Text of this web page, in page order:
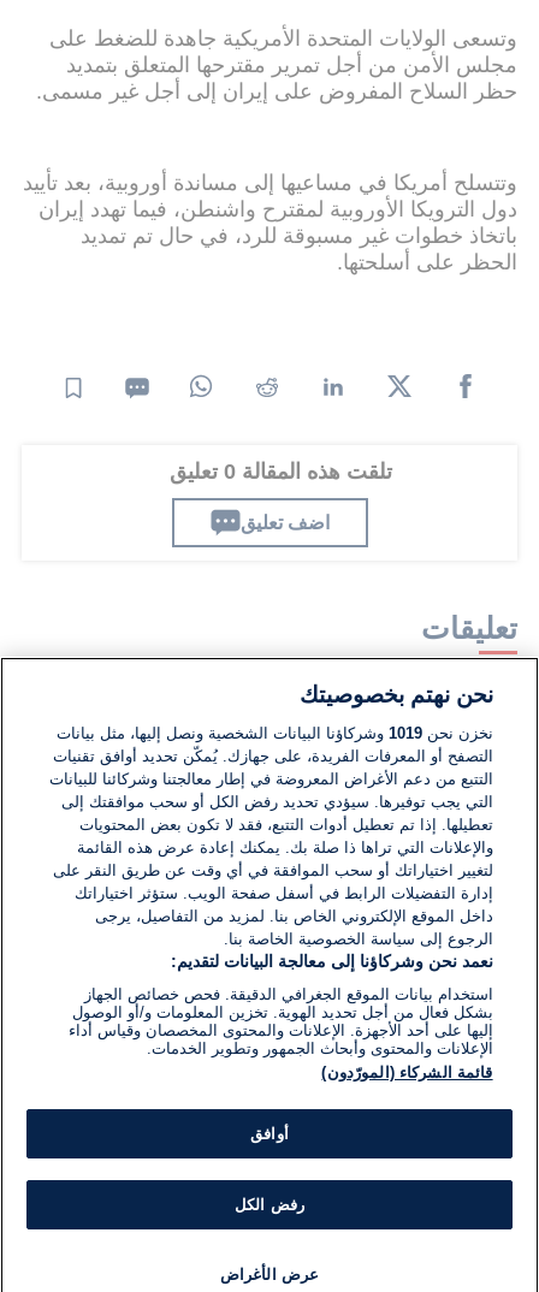
وتسعى الولايات المتحدة الأمريكية جاهدة للضغط على
مجلس الأمن من أجل تمرير مقترحها المتعلق بتمديد
حظر السلاح المفروض على إيران إلى أجل غير مسمى.
وتتسلح أمريكا في مساعيها إلى مساندة أوروبية، بعد تأييد
دول الترويكا الأوروبية لمقترح واشنطن، فيما تهدد إيران
باتخاذ خطوات غير مسبوقة للرد، في حال تم تمديد
الحظر على أسلحتها.
تلقت هذه المقالة 0 تعليق
اضف تعليق
تعليقات
لا توجد تعليقات مكتوبة حتى الآن. كن الأول!
اكتب تعليقًا جديدًا ...
نحن نهتم بخصوصيتك
نخزن نحن1019 وشركاؤنا البيانات الشخصية ونصل إليها، مثل بيانات
التصفح أو المعرفات الفريدة، على جهازك. يُمكّن تحديد أوافق تقنيات
التتبع من دعم الأغراض المعروضة في إطار معالجتنا وشركائنا للبيانات
التي يجب توفيرها. سيؤدي تحديد رفض الكل أو سحب موافقتك إلى
تعطيلها. إذا تم تعطيل أدوات التتبع، فقد لا تكون بعض المحتويات
والإعلانات التي تراها ذا صلة بك. يمكنك إعادة عرض هذه القائمة
لتغيير اختياراتك أو سحب الموافقة في أي وقت عن طريق النقر على
إدارة التفضيلات الرابط في أسفل صفحة الويب. ستؤثر اختياراتك
داخل الموقع الإلكتروني الخاص بنا. لمزيد من التفاصيل، يرجى
الرجوع إلى سياسة الخصوصية الخاصة بنا.
نعمد نحن وشركاؤنا إلى معالجة البيانات لتقديم:
استخدام بيانات الموقع الجغرافي الدقيقة. فحص خصائص الجهاز
بشكل فعال من أجل تحديد الهوية. تخزين المعلومات و/أو الوصول
إليها على أحد الأجهزة. الإعلانات والمحتوى المخصصان وقياس أداء
الإعلانات والمحتوى وأبحاث الجمهور وتطوير الخدمات.
قائمة الشركاء (المورّدون)
أوافق
رفض الكل
عرض الأغراض